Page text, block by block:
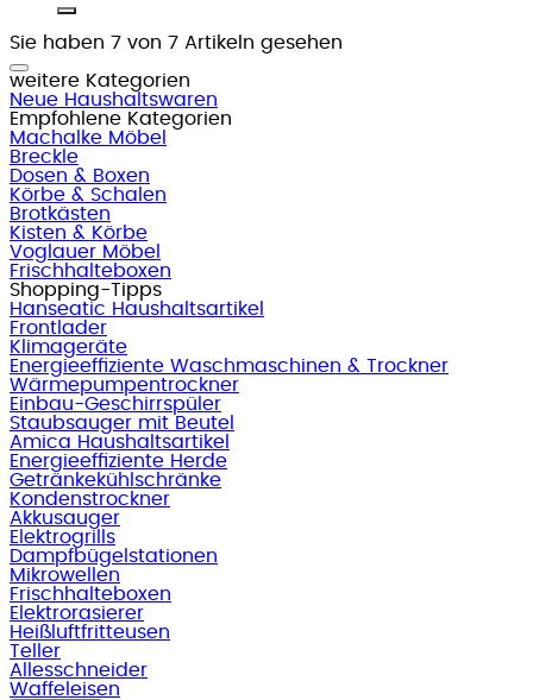
Sie haben 7 von 7 Artikeln gesehen
weitere Kategorien
Neue Haushaltswaren
Empfohlene Kategorien
Machalke Möbel
Breckle
Dosen & Boxen
Körbe & Schalen
Brotkästen
Kisten & Körbe
Voglauer Möbel
Frischhalteboxen
Shopping-Tipps
Hanseatic Haushaltsartikel
Frontlader
Klimageräte
Energieeffiziente Waschmaschinen & Trockner
Wärmepumpentrockner
Einbau-Geschirrspüler
Staubsauger mit Beutel
Amica Haushaltsartikel
Energieeffiziente Herde
Getränkekühlschränke
Kondenstrockner
Akkusauger
Elektrogrills
Dampfbügelstationen
Mikrowellen
Frischhalteboxen
Elektrorasierer
Heißluftfritteusen
Teller
Allesschneider
Waffeleisen